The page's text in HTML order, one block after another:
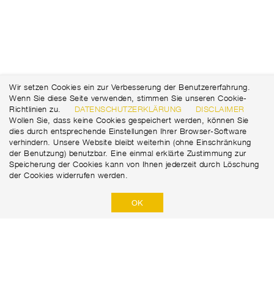
Wir setzen Cookies ein zur Verbesserung der Benutzererfahrung.
Wenn Sie diese Seite verwenden, stimmen Sie unseren Cookie-
Richtlinien zu.
DATENSCHUTZERKLÄRUNG
DISCLAIMER
Wollen Sie, dass keine Cookies gespeichert werden, können Sie
dies durch entsprechende Einstellungen Ihrer Browser-Software
verhindern. Unsere Website bleibt weiterhin (ohne Einschränkung
der Benutzung) benutzbar. Eine einmal erklärte Zustimmung zur
Speicherung der Cookies kann von Ihnen jederzeit durch Löschung
der Cookies widerrufen werden.
OK